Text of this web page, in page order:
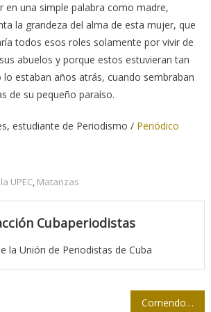
en una simple palabra como madre,
la grandeza del alma de esta mujer, que
todos esos roles solamente por vivir de
abuelos y porque estos estuvieran tan
estaban años atrás, cuando sembraban
de su pequeño paraíso.
estudiante de Periodismo / Periódico
UPEC, Matanzas
Cubaperiodistas
la Unión de Periodistas de Cuba
Corriendo con Adelante